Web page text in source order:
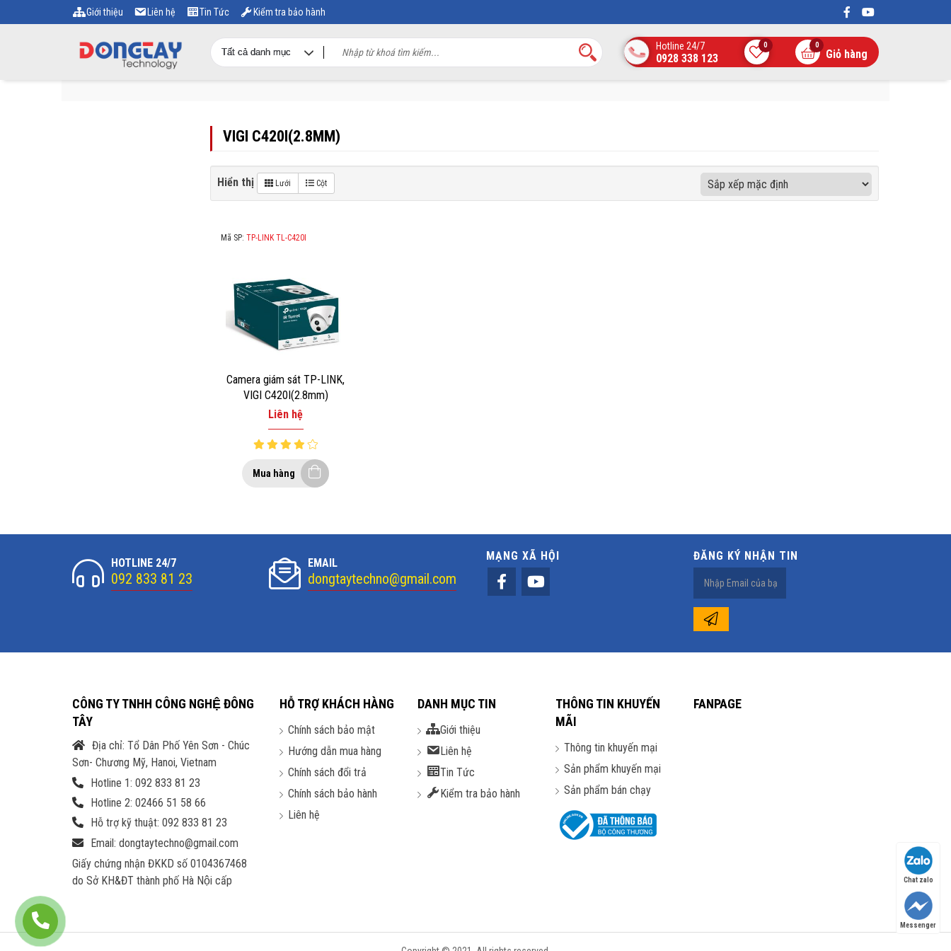
Giới thiệu Liên hệ Tin Tức Kiểm tra bảo hành
Hotline 24/7
0928 338 123
0 0
Giỏ hàng
VIGI C420I(2.8MM)
Hiển thị Lưới Cột
Mã SP: TP-LINK TL-C420I
Camera giám sát TP-LINK,
VIGI C420I(2.8mm)
Liên hệ
Mua hàng
HOTLINE 24/7
092 833 81 23
EMAIL
dongtaytechno@gmail.com
MẠNG XÃ HỘI ĐĂNG KÝ NHẬN TIN
CÔNG TY TNHH CÔNG NGHỆ ĐÔNG
TÂY
Địa chỉ: Tổ Dân Phố Yên Sơn - Chúc
Sơn- Chương Mỹ, Hanoi, Vietnam
Hotline 1: 092 833 81 23
Hotline 2: 02466 51 58 66
Hỗ trợ kỹ thuật: 092 833 81 23
Email: dongtaytechno@gmail.com
Giấy chứng nhận ĐKKD số 0104367468
do Sở KH&ĐT thành phố Hà Nội cấp
HỖ TRỢ KHÁCH HÀNG
Chính sách bảo mật
Hướng dẫn mua hàng
Chính sách đổi trả
Chính sách bảo hành
Liên hệ
DANH MỤC TIN
Giới thiệu
Liên hệ
Tin Tức
Kiểm tra bảo hành
THÔNG TIN KHUYẾN
MÃI
Thông tin khuyến mại
Sản phẩm khuyến mại
Sản phẩm bán chạy
FANPAGE
Chat zalo
Messenger